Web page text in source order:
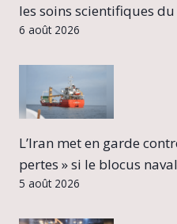
les soins scientifiques
6 août 2026
L’Iran met en garde
pertes » si le blocus
5 août 2026